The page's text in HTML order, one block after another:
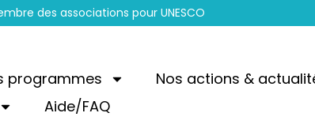
des associations pour UNESCO
programmes
Nos actions &
Aide/FAQ